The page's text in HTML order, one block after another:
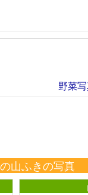
野菜
山ふきの写真